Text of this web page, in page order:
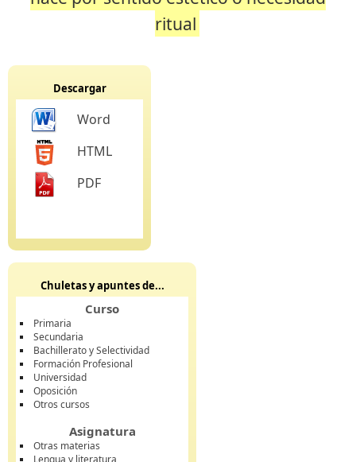
ritual
Descargar
Word
HTML
PDF
Chuletas y apuntes de...
Curso
Primaria
Secundaria
Bachillerato y Selectividad
Formación Profesional
Universidad
Oposición
Otros cursos
Asignatura
Otras materias
Lengua y literatura